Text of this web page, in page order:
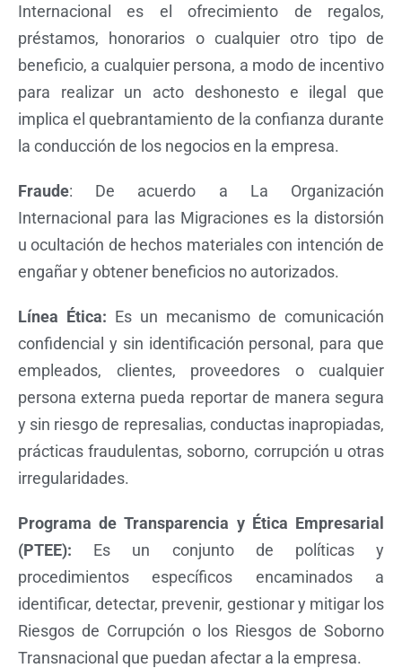
Internacional es el ofrecimiento de regalos,
préstamos, honorarios o cualquier otro tipo de
beneficio, a cualquier persona, a modo de incentivo
para realizar un acto deshonesto e ilegal que
implica el quebrantamiento de la confianza durante
la conducción de los negocios en la empresa.
Fraude: De acuerdo a La Organización
Internacional para las Migraciones es la distorsión
u ocultación de hechos materiales con intención de
engañar y obtener beneficios no autorizados.
Línea Ética: Es un mecanismo de comunicación
confidencial y sin identificación personal, para que
empleados, clientes, proveedores o cualquier
persona externa pueda reportar de manera segura
y sin riesgo de represalias, conductas inapropiadas,
prácticas fraudulentas, soborno, corrupción u otras
irregularidades.
Programa de Transparencia y Ética Empresarial
(PTEE): Es un conjunto de políticas y
procedimientos específicos encaminados a
identificar, detectar, prevenir, gestionar y mitigar los
Riesgos de Corrupción o los Riesgos de Soborno
Transnacional que puedan afectar a la empresa.